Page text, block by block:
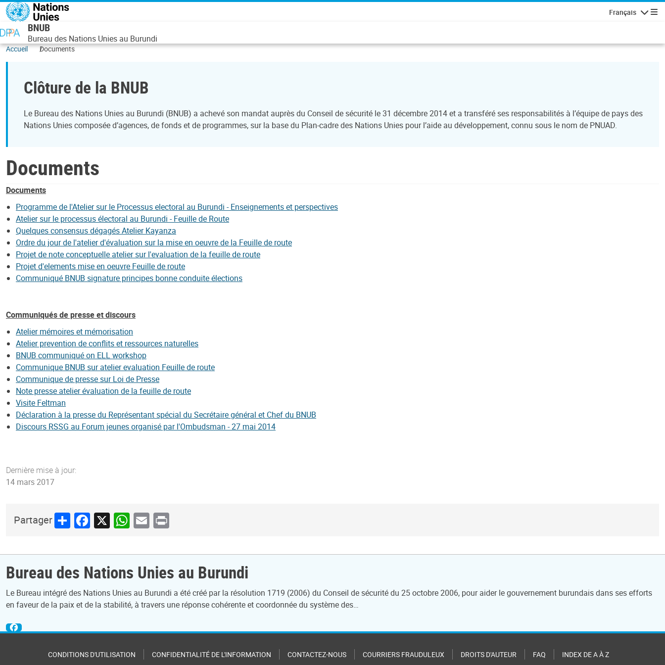
Aller au contenu principal
Français
BNUB
Bureau des Nations Unies au Burundi
Accueil Documents
Clôture de la BNUB
Le Bureau des Nations Unies au Burundi (BNUB) a achevé son mandat auprès du Conseil de sécurité le 31 décembre 2014 et a transféré ses responsabilités à l’équipe de pays des
Nations Unies composée d’agences, de fonds et de programmes, sur la base du Plan-cadre des Nations Unies pour l’aide au développement, connu sous le nom de PNUAD.
Documents
Documents
Programme de l'Atelier sur le Processus electoral au Burundi - Enseignements et perspectives
Atelier sur le processus électoral au Burundi - Feuille de Route
Quelques consensus dégagés Atelier Kayanza
Ordre du jour de l'atelier d'évaluation sur la mise en oeuvre de la Feuille de route
Projet de note conceptuelle atelier sur l'evaluation de la feuille de route
Projet d'elements mise en oeuvre Feuille de route
Communiqué BNUB signature principes bonne conduite élections
Communiqués de presse et discours
Atelier mémoires et mémorisation
Atelier prevention de conflits et ressources naturelles
BNUB communiqué on ELL workshop
Communique BNUB sur atelier evaluation Feuille de route
Communique de presse sur Loi de Presse
Note presse atelier évaluation de la feuille de route
Visite Feltman
Déclaration à la presse du Représentant spécial du Secrétaire général et Chef du BNUB
Discours RSSG au Forum jeunes organisé par l'Ombudsman - 27 mai 2014
Dernière mise à jour:
14 mars 2017
PartagerShareFacebook
X WhatsApp
Email
Print
Bureau des Nations Unies au Burundi
Le Bureau intégré des Nations Unies au Burundi a été créé par la résolution 1719 (2006) du Conseil de sécurité du 25 octobre 2006, pour aider le gouvernement burundais dans ses efforts
en faveur de la paix et de la stabilité, à travers une réponse cohérente et coordonnée du système des…
CONDITIONS D'UTILISATION CONFIDENTIALITÉ DE L'INFORMATION CONTACTEZ-NOUS COURRIERS FRAUDULEUX DROITS D'AUTEUR FAQ INDEX DE A À Z